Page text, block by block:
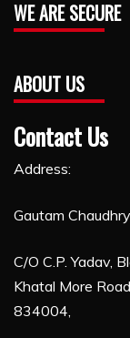
WE ARE SECURE
ABOUT US
Contact Us
Address:
Gautam Chaudhry
C/O C.P. Yadav,
Khatal More
834004,